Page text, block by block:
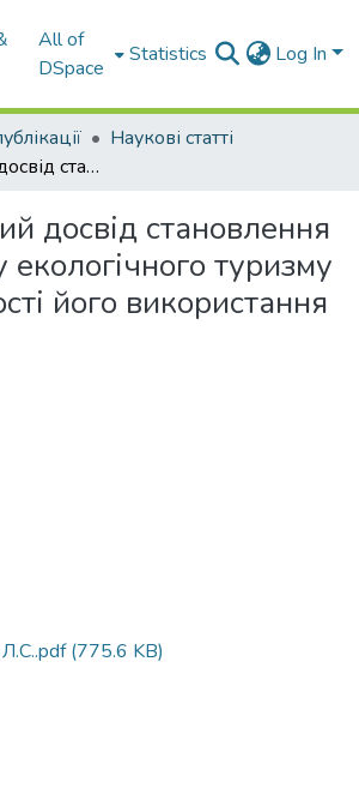
All of
DSpace
Statistics Log In
Наукові статті
Закордонний досвід становлення та розвитку екологічного туризму та можливості його використання в Україні
досвід становлення
екологічного туризму
його використання
Л.С..pdf(775.6 KB)